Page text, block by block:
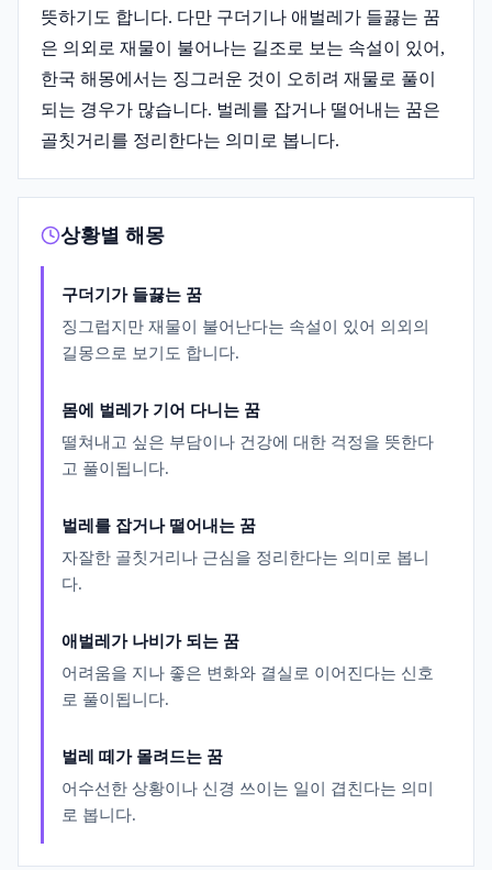
뜻하기도 합니다. 다만 구더기나 애벌레가 들끓는 꿈
은 의외로 재물이 불어나는 길조로 보는 속설이 있어,
한국 해몽에서는 징그러운 것이 오히려 재물로 풀이
되는 경우가 많습니다. 벌레를 잡거나 떨어내는 꿈은
골칫거리를 정리한다는 의미로 봅니다.
상황별 해몽
구더기가 들끓는 꿈
징그럽지만 재물이 불어난다는 속설이 있어 의외의
길몽으로 보기도 합니다.
몸에 벌레가 기어 다니는 꿈
떨쳐내고 싶은 부담이나 건강에 대한 걱정을 뜻한다
고 풀이됩니다.
벌레를 잡거나 떨어내는 꿈
자잘한 골칫거리나 근심을 정리한다는 의미로 봅니
다.
애벌레가 나비가 되는 꿈
어려움을 지나 좋은 변화와 결실로 이어진다는 신호
로 풀이됩니다.
벌레 떼가 몰려드는 꿈
어수선한 상황이나 신경 쓰이는 일이 겹친다는 의미
로 봅니다.